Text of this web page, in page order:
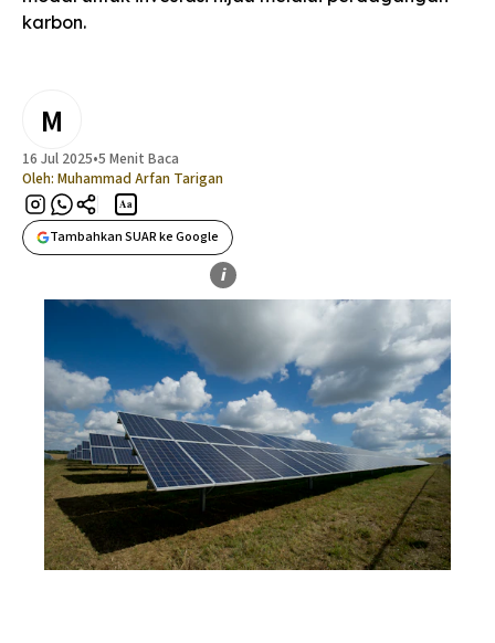
karbon.
M
16 Jul 2025•5 Menit Baca
Oleh: Muhammad Arfan Tarigan
Aa
Tambahkan SUAR ke Google
i